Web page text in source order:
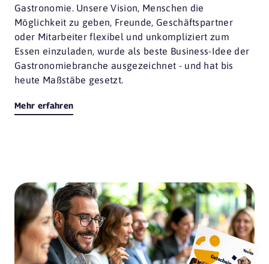
Gastronomie. Unsere Vision, Menschen die
Möglichkeit zu geben, Freunde, Geschäftspartner
oder Mitarbeiter flexibel und unkompliziert zum
Essen einzuladen, wurde als beste Business-Idee der
Gastronomiebranche ausgezeichnet - und hat bis
heute Maßstäbe gesetzt.
Mehr erfahren